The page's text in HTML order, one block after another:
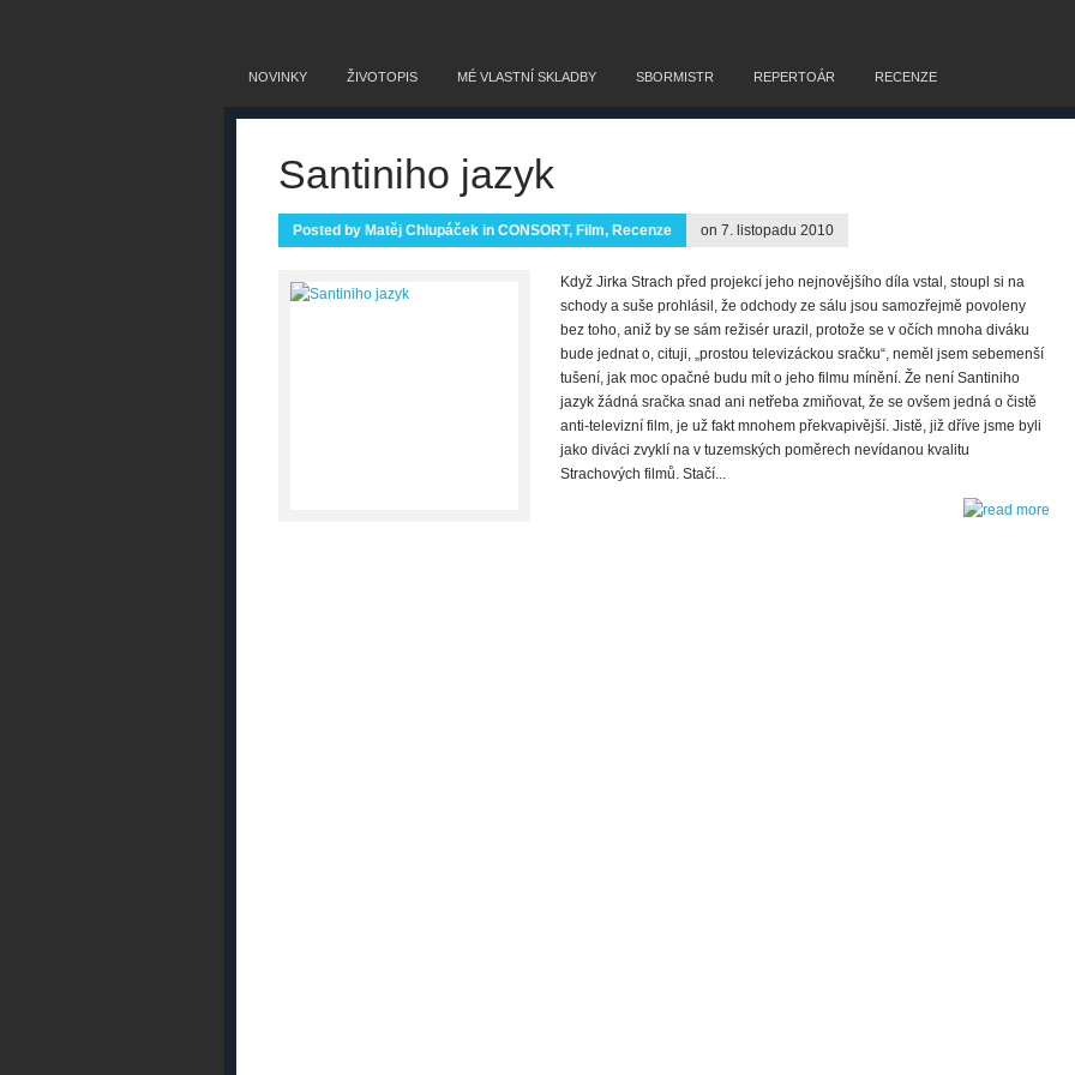
NOVINKY ŽIVOTOPIS MÉ VLASTNÍ SKLADBY SBORMISTR REPERTOÁR RECENZE
Santiniho jazyk
Posted by Matěj Chlupáček in CONSORT, Film, Recenze on 7. listopadu 2010
Když Jirka Strach před projekcí jeho nejnovějšího díla vstal, stoupl si na
schody a suše prohlásil, že odchody ze sálu jsou samozřejmě povoleny
bez toho, aniž by se sám režisér urazil, protože se v očích mnoha diváku
bude jednat o, cituji, „prostou televizáckou sračku“, neměl jsem sebemenší
tušení, jak moc opačné budu mít o jeho filmu mínění. Že není Santiniho
jazyk žádná sračka snad ani netřeba zmiňovat, že se ovšem jedná o čistě
anti-televizní film, je už fakt mnohem překvapivější. Jistě, již dříve jsme byli
jako diváci zvyklí na v tuzemských poměrech nevídanou kvalitu
Strachových filmů. Stačí...